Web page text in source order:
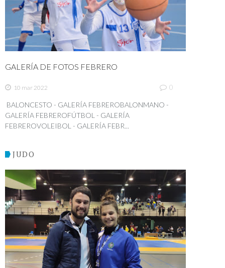
GALERÍA DE FOTOS FEBRERO
10 mar 2022 0
BALONCESTO - GALERÍA FEBREROBALONMANO -
GALERÍA FEBREROFÚTBOL - GALERÍA
FEBREROVOLEIBOL - GALERÍA FEBR...
JUDO